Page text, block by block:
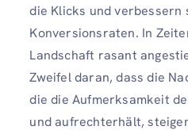
die Klicks und verbessern
Konversionsraten. In
Landschaft rasant
Zweifel daran, dass die
die die Aufmerksamkeit
und aufrechterhält,